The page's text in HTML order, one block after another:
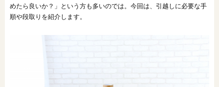
建築実例
めたら良いか？」という方も多いのでは。今回は、引越しに必要な手
順や段取りを紹介します。